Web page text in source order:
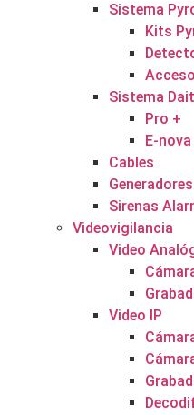
Sistema
Kits
Sistema
Pro +
E-
Cables
Sirenas
Videovigilancia
Video
Video IP